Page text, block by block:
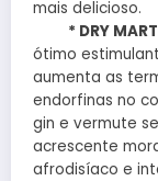
mais delicioso.
* DRY
ótimo
aumenta as
endorfinas no
gin e vermute
acrescente
afrodisíaco e